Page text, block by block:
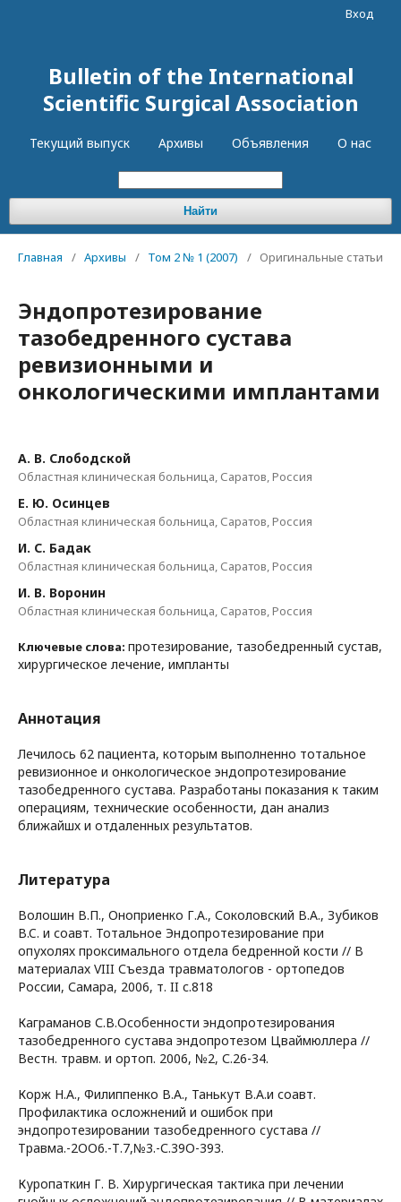
Bulletin of the International
Scientific Surgical Association
Текущий выпуск Архивы Объявления О нас
Найти
Вход
Главная / Архивы / Том 2 № 1 (2007) / Оригинальные статьи
Эндопротезирование
тазобедренного сустава
ревизионными и
онкологическими имплантами
А. В. Слободской
Областная клиническая больница, Саратов, Россия
Е. Ю. Осинцев
Областная клиническая больница, Саратов, Россия
И. С. Бадак
Областная клиническая больница, Саратов, Россия
И. В. Воронин
Областная клиническая больница, Саратов, Россия
Ключевые слова: протезирование, тазобедренный сустав,
хирургическое лечение, импланты
Аннотация
Лечилось 62 пациента, которым выполненно тотальное
ревизионное и онкологическое эндопротезирование
тазобедренного сустава. Разработаны показания к таким
операциям, технические особенности, дан анализ
ближайшх и отдаленных результатов.
Литература
Волошин В.П., Оноприенко Г.А., Соколовский В.А., Зубиков
B.C. и соавт. Тотальное Эндопротезирование при
опухолях проксимального отдела бедренной кости // В
материалах VIII Съезда травматологов - ортопедов
России, Самара, 2006, т. II c.818
Каграманов С.В.Особенности эндопротезирования
тазобедренного сустава эндопротезом Цваймюллера //
Вестн. травм. и ортоп. 2006, №2, С.26-34.
Корж Н.А., Филиппенко В.А., Танькут В.А.и соавт.
Профилактика осложнений и ошибок при
эндопротезировании тазобедренного сустава //
Травма.-2ОО6.-Т.7,№3.-С.39О-393.
Куропаткин Г. В. Хирургическая тактика при лечении